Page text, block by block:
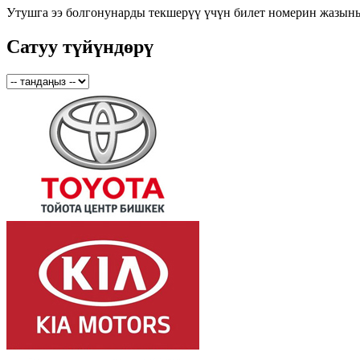
Утушга ээ болгонунарды текшерүү үчүн билет номерин
Сатуу түйүндөрү